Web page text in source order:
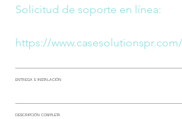
Solicitud de soporte en línea:
https://
ENTREGA E INSTALACIÓN
DESCRIPCIÓN COMPLETA